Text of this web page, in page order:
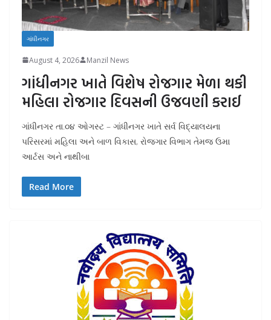
ગાંધીનગર
August 4, 2026 Manzil News
ગાંધીનગર ખાતે વિશેષ રોજગાર મેળા થકી
મહિલા રોજગાર દિવસની ઉજવણી કરાઈ
ગાંધીનગર તા.૦૪ ઓગસ્ટ – ગાંધીનગર ખાતે સર્વ વિદ્યાલયના
પરિસરમાં મહિલા અને બાળ વિકાસ, રોજગાર વિભાગ તેમજ ઉમા
આર્ટસ અને નાથીબા
Read More